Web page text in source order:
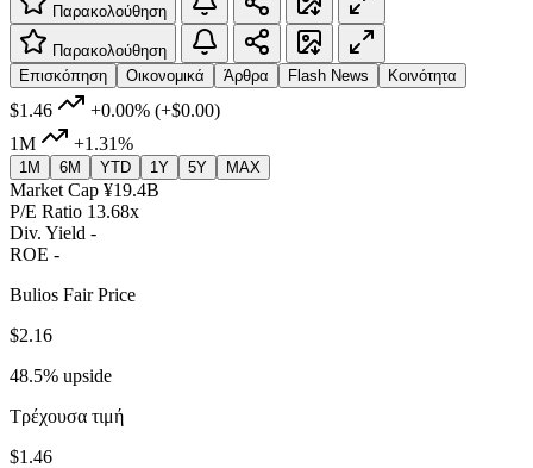
Παρακολούθηση
Παρακολούθηση
Επισκόπηση
Οικονομικά Άρθρα Flash News Κοινότητα
$1.46 +0.00% (+$0.00)
1M
+1.31%
1M 6M YTD 1Y 5Y MAX
Market Cap ¥19.4B
P/E Ratio 13.68x
Div. Yield -
ROE -
Bulios Fair Price
$2.16
48.5% upside
Τρέχουσα τιμή
$1.46